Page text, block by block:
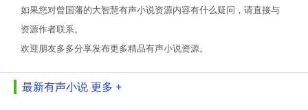
如果您对曾国藩的大智慧有声小说资源内容有什么疑问，请直接与
资源作者联系。
欢迎朋友多多分享发布更多精品有声小说资源。
最新有声小说 更多 +